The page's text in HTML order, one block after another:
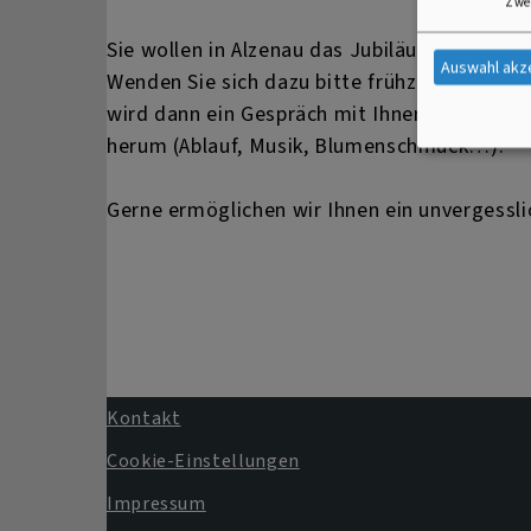
Sie wollen in Alzenau das Jubiläum ihrer
Wenden Sie sich dazu bitte frühzeitig an
wird dann ein Gespräch mit Ihnen führen.
herum (Ablauf, Musik, Blumenschmuck…).
Gerne ermöglichen wir Ihnen ein
Fußbereichsmenü
Kontakt
Cookie-Einstellungen
Impressum
Auswahl